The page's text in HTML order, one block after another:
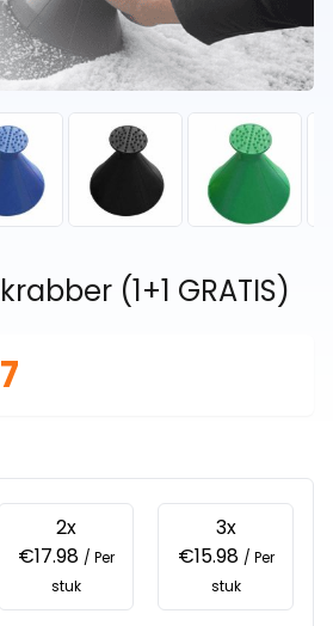
(1+1 GRATIS)
2x
€17.98 / Per
stuk
3x
€15.98 / Per
stuk